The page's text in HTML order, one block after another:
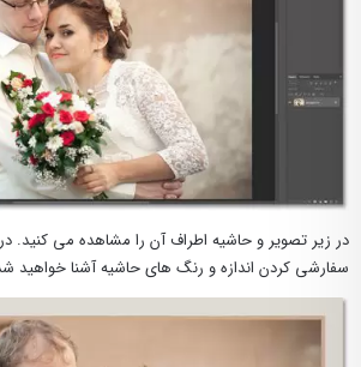
در زیر تصویر و حاشیه اطراف آن را مشاهده می کنید.
سفارشی کردن اندازه و رنگ های حاشیه آشنا خواهید